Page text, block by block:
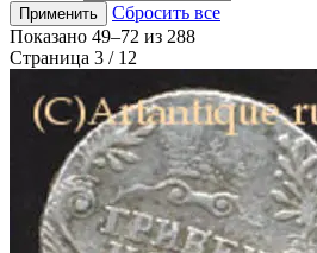
Применить
Сбросить все
Показано 49–72 из 288
Страница 3 / 12